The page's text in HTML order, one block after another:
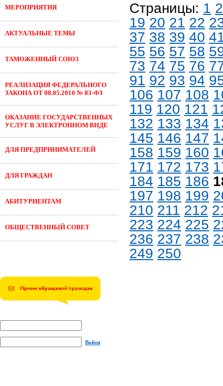
МЕРОПРИЯТИЯ
АКТУАЛЬНЫЕ ТЕМЫ
ТАМОЖЕННЫЙ СОЮЗ
РЕАЛИЗАЦИЯ ФЕДЕРАЛЬНОГО
ЗАКОНА ОТ 08.05.2010 № 83-ФЗ
ОКАЗАНИЕ ГОСУДАРСТВЕННЫХ
УСЛУГ В ЭЛЕКТРОННОМ ВИДЕ
ДЛЯ ПРЕДПРИНИМАТЕЛЕЙ
ДЛЯ ГРАЖДАН
АБИТУРИЕНТАМ
ОБЩЕСТВЕННЫЙ СОВЕТ
Страницы: 1 2
19 20 21 22
37 38 39 40
55 56 57 58
73 74 75 76
91 92 93 94
106 107 108
119 120 121
132 133 134
145 146 147
158 159 160
171 172 173
184 185 186
197 198 199
210 211 212
223 224 225
236 237 238
249 250
Войти